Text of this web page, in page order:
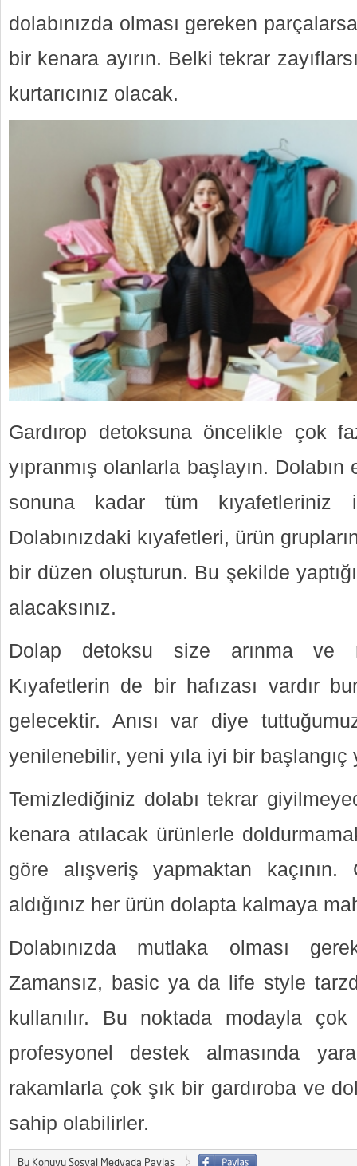
dolabınızda olması gereken
bir kenara ayırın. Belki tekrar
kurtarıcınız olacak.
Gardırop detoksuna öncelikle çok
yıpranmış olanlarla başlayın.
sonuna kadar tüm
Dolabınızdaki kıyafetleri, ürün
bir düzen oluşturun. Bu şekilde
alacaksınız.
Dolap detoksu size arınma ve
Kıyafetlerin de bir hafızası vardır
gelecektir. Anısı var diye
yenilenebilir, yeni yıla iyi bir
Temizlediğiniz dolabı tekrar
kenara atılacak ürünlerle
göre alışveriş yapmaktan kaçının.
aldığınız her ürün dolapta kalmaya
Dolabınızda mutlaka olması
Zamansız, basic ya da life style
kullanılır. Bu noktada modayla
profesyonel destek almasında
rakamlarla çok şık bir gardıroba ve
sahip olabilirler.
Bu Konuyu Sosyal Medyada Paylaş